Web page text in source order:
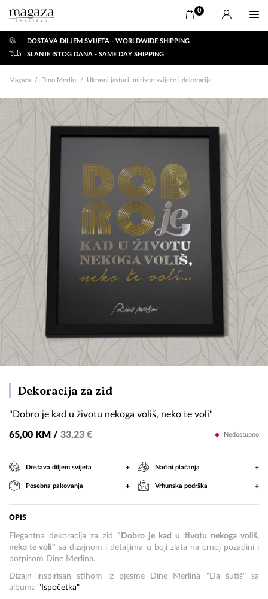
0
DOSTAVA DILJEM SVIJETA - WORLDWIDE SHIPPING
SLANJE ISTOG DANA - SAME DAY SHIPPING
Magaza Dino Merlin Ukrasni jastuci, mirisne svijeće i dekoracije
Dekoracija za zid"Dobro
kad
životu
nekoga
voliš,
neko
te
"Dobro je kad u životu nekoga voliš, neko te voli"
65,00 KM / 33,23 € Nedostupno
Dostava diljem svijeta + Načini plaćanja +
Posebna pakovanja + Vrhunska podrška +
OPIS
Elegantna dekoracija za zid "Dobro je kad u životu nekoga voliš,
neko te voli" sa dizajnom i detaljima u boji zlata na crnoj pozadini i
potpisom Dine Merlina.
Dizajn inspirisan stihom iz pjesme Dine Merlina "Da šutiš" sa
albuma "Ispočetka"